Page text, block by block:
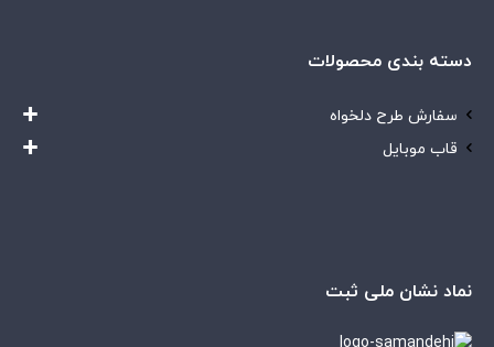
دسته بندی محصولات
سفارش طرح دلخواه
قاب موبایل
نماد نشان ملی ثبت